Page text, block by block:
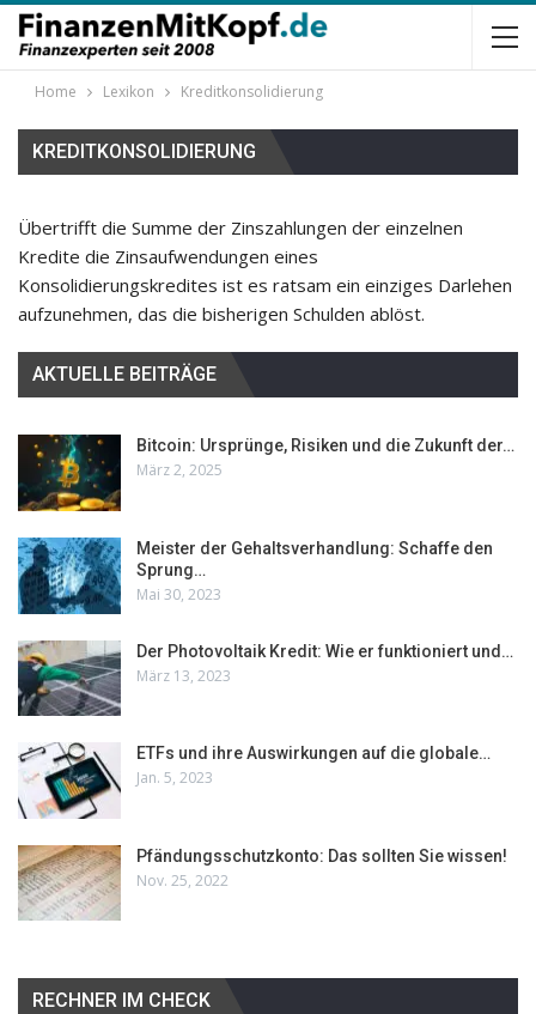
Home Lexikon Kreditkonsolidierung
KREDITKONSOLIDIERUNG
Übertrifft die Summe der Zinszahlungen der einzelnen
Kredite die Zinsaufwendungen eines
Konsolidierungskredites ist es ratsam ein einziges Darlehen
aufzunehmen, das die bisherigen Schulden ablöst.
AKTUELLE BEITRÄGE
Bitcoin: Ursprünge, Risiken und die Zukunft der…
März 2, 2025
Meister der Gehaltsverhandlung: Schaffe den
Sprung…
Mai 30, 2023
Der Photovoltaik Kredit: Wie er funktioniert und…
März 13, 2023
ETFs und ihre Auswirkungen auf die globale…
Jan. 5, 2023
Pfändungsschutzkonto: Das sollten Sie wissen!
Nov. 25, 2022
RECHNER IM CHECK